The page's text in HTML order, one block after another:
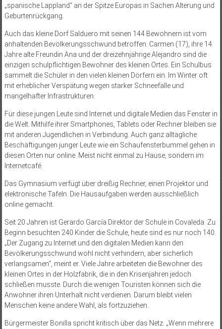
„spanische Lappland“ an der Spitze Europas in Sachen Alterung und
Geburtenrückgang.
Auch das kleine Dorf Salduero mit seinen 144 Bewohnern ist vom
anhaltenden Bevölkerungsschwund betroffen. Carmen (17), ihre 14
Jahre alte Freundin Ana und der dreizehnjährige Alejandro sind die
einzigen schulpflichtigen Bewohner des kleinen Ortes. Ein Schulbus
sammelt die Schüler in den vielen kleinen Dörfern ein. Im Winter oft
mit erheblicher Verspätung wegen starker Schneefälle und
mangelhafter Infrastrukturen.
Für diese jungen Leute sind Internet und digitale Medien das Fenster in
die Welt. Mithilfe ihrer Smartphones, Tablets oder Rechner bleiben sie
mit anderen Jugendlichen in Verbindung. Auch ganz alltägliche
Beschäftigungen junger Leute wie ein Schaufensterbummel gehen in
diesen Orten nur online. Meist nicht einmal zu Hause, sondern im
Internetcafé.
Das Gymnasium verfügt über dreißig Rechner, einen Projektor und
elektronische Tafeln. Die Hausaufgaben werden ausschließlich
online gemacht.
Seit 20 Jahren ist Gerardo García Direktor der Schule in Covaleda. Zu
Beginn besuchten 240 Kinder die Schule, heute sind es nur noch 140.
„Der Zugang zu Internet und den digitalen Medien kann den
Bevölkerungsschwund wohl nicht verhindern, aber sicherlich
verlangsamen“, meint er. Viele Jahre arbeiteten die Bewohner des
kleinen Ortes in der Holzfabrik, die in den Krisenjahren jedoch
schließen musste. Durch die wenigen Touristen können sich die
Anwohner ihren Unterhalt nicht verdienen. Darum bleibt vielen
Menschen keine andere Wahl, als fortzuziehen.
Bürgermeister Bonilla spricht kritisch über das Netz. „Wenn mehrere